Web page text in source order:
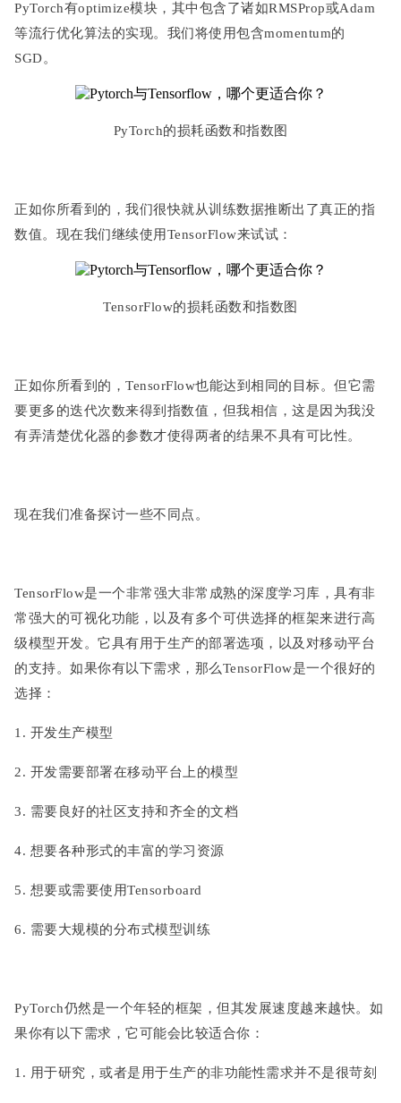
PyTorch有optimize模块，其中包含了诸如RMSProp或Adam
等流行优化算法的实现。我们将使用包含momentum的
SGD。
PyTorch的损耗函数和指数图
正如你所看到的，我们很快就从训练数据推断出了真正的指
数值。现在我们继续使用TensorFlow来试试：
TensorFlow的损耗函数和指数图
正如你所看到的，TensorFlow也能达到相同的目标。但它需
要更多的迭代次数来得到指数值，但我相信，这是因为我没
有弄清楚优化器的参数才使得两者的结果不具有可比性。
现在我们准备探讨一些不同点。
TensorFlow是一个非常强大非常成熟的深度学习库，具有非
常强大的可视化功能，以及有多个可供选择的框架来进行高
级模型开发。它具有用于生产的部署选项，以及对移动平台
的支持。如果你有以下需求，那么TensorFlow是一个很好的
选择：
1. 开发生产模型
2. 开发需要部署在移动平台上的模型
3. 需要良好的社区支持和齐全的文档
4. 想要各种形式的丰富的学习资源
5. 想要或需要使用Tensorboard
6. 需要大规模的分布式模型训练
PyTorch仍然是一个年轻的框架，但其发展速度越来越快。如
果你有以下需求，它可能会比较适合你：
1. 用于研究，或者是用于生产的非功能性需求并不是很苛刻